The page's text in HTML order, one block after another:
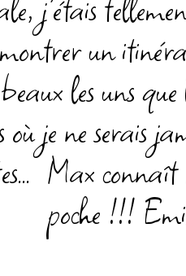
un
les uns
oùje ne serais
Max
poche !!!